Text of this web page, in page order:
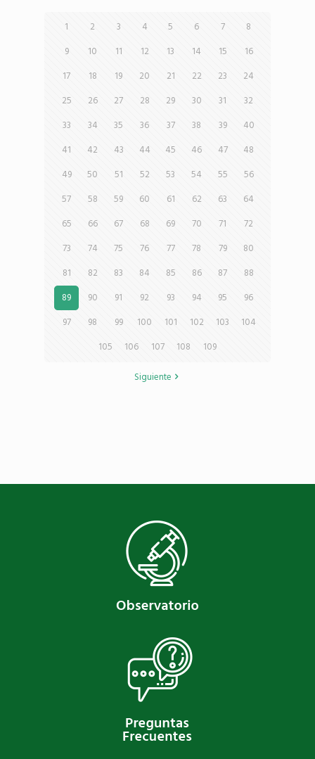
1 2 3 4 5 6 7
8
9
10 11 12 13 14 15
16
17
18 19 20 21 22 23
24
25
26 27 28 29 30 31
32
33
34 35 36 37 38 39
40
41
42 43 44 45 46 47
48
49
50 51 52 53 54 55
56
57
58 59 60 61 62 63
64
65
66 67 68 69 70 71
72
73
74 75 76 77 78 79
80
81
82 83 84 85 86 87
88
89
90 91 92 93 94 95
96
97
98 99 100 101 102 103
104
105
106 107 108 109
Siguiente